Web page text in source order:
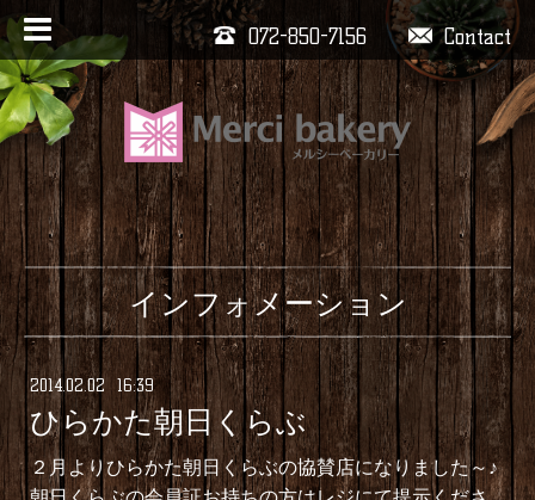
Contact
072-850-7156
インフォメーション
2014.02.02 16:39
ひらかた朝日くらぶ
２月よりひらかた朝日くらぶの協賛店になり ました～♪